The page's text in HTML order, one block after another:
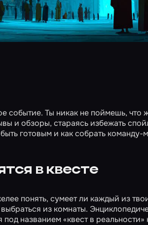
Ты никак не поймешь, что
и обзоры, стараясь избежать
готовым и как собрать команду-
в квесте
понять, сумеет ли каждый из
из комнаты.
названием «квест в